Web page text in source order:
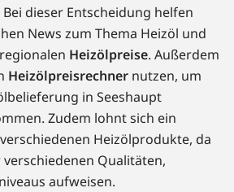
dieser Entscheidung helfen
News zum Thema Heizöl und
Heizölpreise. Außerdem
Heizölpreisrechner nutzen, um
in Seeshaupt
Zudem lohnt sich ein
Heizölprodukte, da
Qualitäten,
aufweisen.